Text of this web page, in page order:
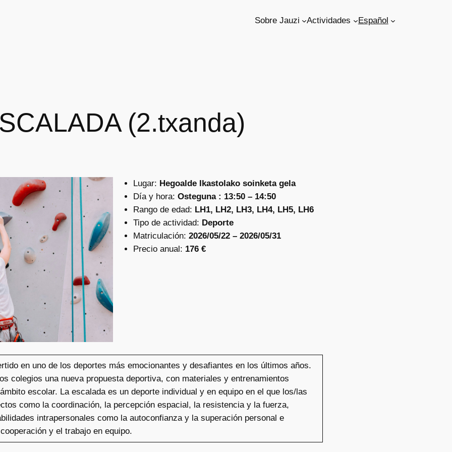
Sobre Jauzi Actividades Español
(2.txanda)
Lugar: Hegoalde Ikastolako soinketa gela
Día y hora: Osteguna : 13:50 – 14:50
Rango de edad: LH1, LH2, LH3, LH4, LH5, LH6
Tipo de actividad: Deporte
Matriculación: 2026/05/22 – 2026/05/31
Precio anual: 176 €
en uno de los deportes más emocionantes y desafiantes en los últimos años.
colegios una nueva propuesta deportiva, con materiales y entrenamientos
escolar. La escalada es un deporte individual y en equipo en el que los/las
como la coordinación, la percepción espacial, la resistencia y la fuerza,
intrapersonales como la autoconfianza y la superación personal e
y el trabajo en equipo.